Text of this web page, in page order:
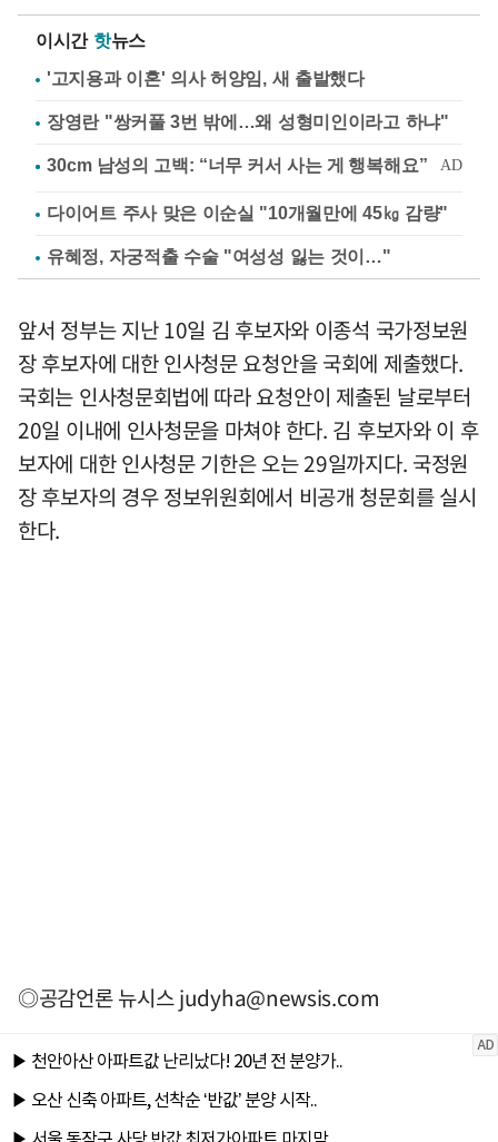
이시간 핫뉴스
'고지용과 이혼' 의사 허양임, 새 출발했다
장영란 "쌍커풀 3번 밖에…왜 성형미인이라고 하냐"
다이어트 주사 맞은 이순실 "10개월만에 45㎏ 감량"
유혜정, 자궁적출 수술 "여성성 잃는 것이…"
앞서 정부는 지난 10일 김 후보자와 이종석 국가정보원
장 후보자에 대한 인사청문 요청안을 국회에 제출했다.
국회는 인사청문회법에 따라 요청안이 제출된 날로부터
20일 이내에 인사청문을 마쳐야 한다. 김 후보자와 이 후
보자에 대한 인사청문 기한은 오는 29일까지다. 국정원
장 후보자의 경우 정보위원회에서 비공개 청문회를 실시
한다.
◎공감언론 뉴시스judyha@newsis.com